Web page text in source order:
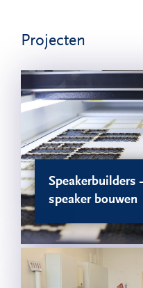
Projecten
Speakerbuilders
speaker bouwen